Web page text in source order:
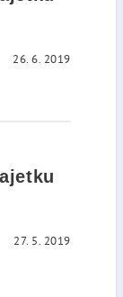
26. 6. 2019
27. 5. 2019